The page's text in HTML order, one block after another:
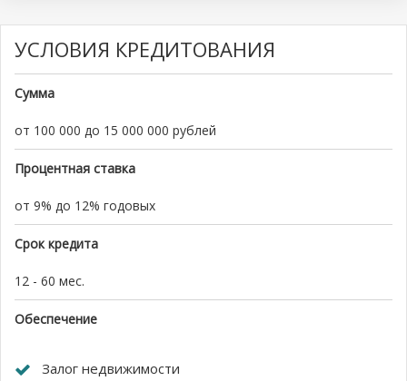
УСЛОВИЯ КРЕДИТОВАНИЯ
Сумма
от 100 000 до 15 000 000 рублей
Процентная ставка
от 9% до 12% годовых
Срок кредита
12 - 60 мес.
Обеспечение
Залог недвижимости